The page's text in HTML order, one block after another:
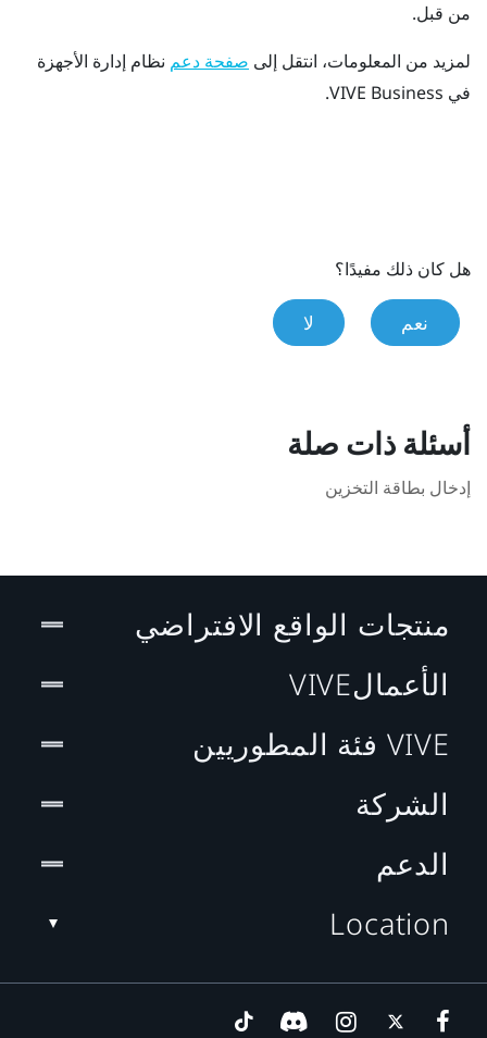
من قبل.
لمزيد من المعلومات، انتقل إلى صفحة دعم نظام إدارة الأجهزة
في VIVE Business
.
هل كان ذلك مفيدًا؟
نعم لا
أسئلة ذات صلة
إدخال بطاقة التخزين
منتجات الواقع الافتراضي
الأعمالVIVE
VIVE فئة المطوريين
الشركة
الدعم
Location